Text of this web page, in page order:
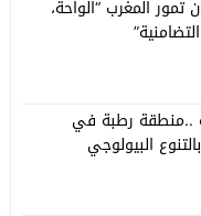
تمور المغرب “الواحة،
..منطقة رطبة في
البيولوجي